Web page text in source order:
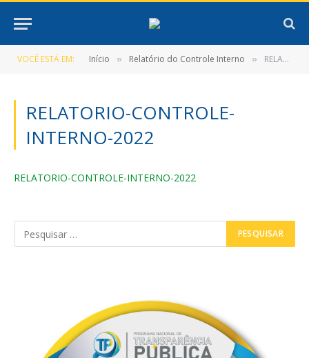
VOCÊ ESTÁ EM: Início » Relatório do Controle Interno » RELATORIO-CONTROLE-INTERNO-2022
RELATORIO-CONTROLE-
INTERNO-2022
RELATORIO-CONTROLE-INTERNO-2022